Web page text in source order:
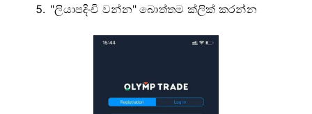
"ලියාපදිංචි වන්න" බොත්තම ක්ලික් කරන්න